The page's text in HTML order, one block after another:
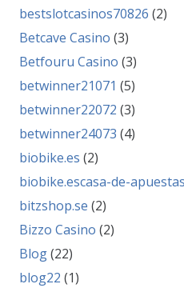
bestslotcasinos70826 (2)
Betcave Casino (3)
Betfouru Casino (3)
betwinner21071 (5)
betwinner22072 (3)
betwinner24073 (4)
biobike.es (2)
biobike.escasa-de-
bitzshop.se (2)
Bizzo Casino (2)
Blog(22)
blog22 (1)